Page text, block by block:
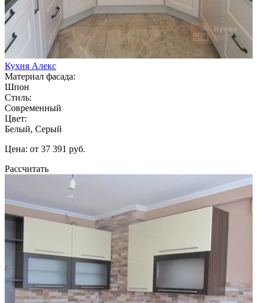
Кухня Алекс
Материал фасада:
Шпон
Стиль:
Современный
Цвет:
Белый, Серый
Цена: от 37 391 руб.
Рассчитать